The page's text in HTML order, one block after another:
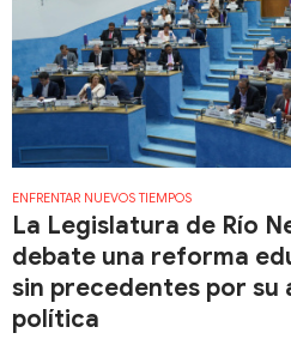
ENFRENTAR NUEVOS TIEMPOS
La Legislatura de Río
debate una reforma
sin precedentes por su
política